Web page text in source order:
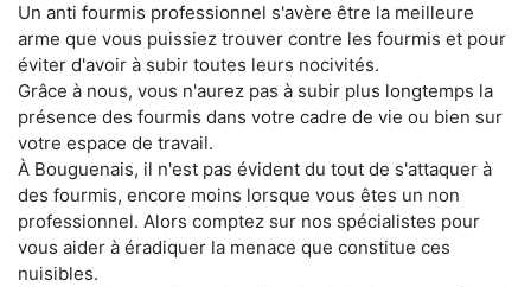
Un anti fourmis professionnel s'avère être la meilleure
arme que vous puissiez trouver contre les fourmis et pour
éviter d'avoir à subir toutes leurs nocivités.
Grâce à nous, vous n'aurez pas à subir plus longtemps la
présence des fourmis dans votre cadre de vie ou bien sur
votre espace de travail.
À Bouguenais, il n'est pas évident du tout de s'attaquer à
des fourmis, encore moins lorsque vous êtes un non
professionnel. Alors comptez sur nos spécialistes pour
vous aider à éradiquer la menace que constitue ces
nuisibles.